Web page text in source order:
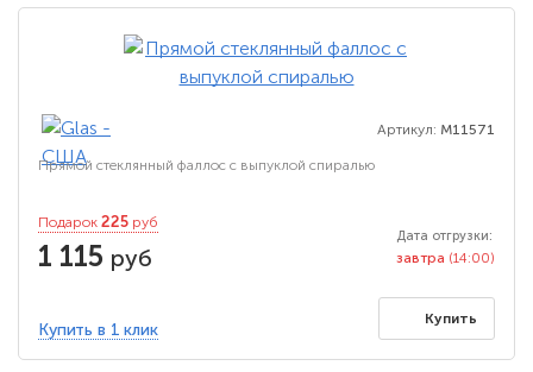
Артикул: M11571
Прямой стеклянный фаллос с выпуклой спиралью
Подарок 225 руб
1 115 руб
Дата отгрузки:
завтра (14:00)
Купить в 1 клик
Купить